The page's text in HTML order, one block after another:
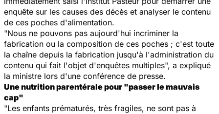
enquête sur les causes des décès et analyser le contenu
de ces poches d'alimentation.
"Nous ne pouvons pas aujourd'hui incriminer la
fabrication ou la composition de ces poches ; c'est toute
la chaîne depuis la fabrication jusqu'à l'administration du
contenu qui fait l'objet d'enquêtes multiples", a expliqué
la ministre lors d'une conférence de presse.
Une nutrition parentérale pour "passer le mauvais
cap"
"Les enfants prématurés, très fragiles, ne sont pas à